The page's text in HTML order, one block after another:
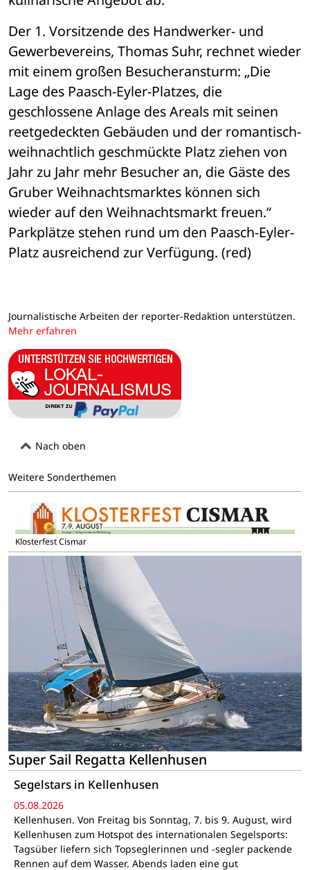
Der 1. Vorsitzende des Handwerker- und
Gewerbevereins, Thomas Suhr, rechnet wieder
mit einem großen Besucheransturm: „Die
Lage des Paasch-Eyler-Platzes, die
geschlossene Anlage des Areals mit seinen
reetgedeckten Gebäuden und der romantisch-
weihnachtlich geschmückte Platz ziehen von
Jahr zu Jahr mehr Besucher an, die Gäste des
Gruber Weihnachtsmarktes können sich
wieder auf den Weihnachtsmarkt freuen.“
Parkplätze stehen rund um den Paasch-Eyler-
Platz ausreichend zur Verfügung. (red)
Journalistische Arbeiten der reporter-Redaktion unterstützen.
Mehr erfahren
Nach oben
Weitere Sonderthemen
Klosterfest Cismar
Super Sail Regatta Kellenhusen
Segelstars in Kellenhusen
05.08.2026
Kellenhusen. Von Freitag bis Sonntag, 7. bis 9. August, wird
Kellenhusen zum Hotspot des internationalen Segelsports:
Tagsüber liefern sich Topseglerinnen und -segler packende
Rennen auf dem Wasser. Abends laden eine gut